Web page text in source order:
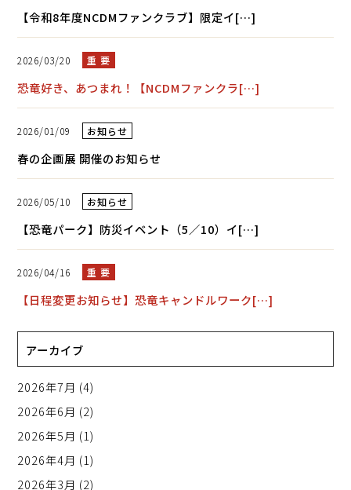
【令和8年度NCDMファンクラブ】限定イ[…]
2026/03/20 重 要
恐竜好き、あつまれ！【NCDMファンクラ[…]
2026/01/09 お知らせ
春の企画展 開催のお知らせ
2026/05/10 お知らせ
【恐竜パーク】防災イベント（5／10）イ[…]
2026/04/16 重 要
【日程変更お知らせ】恐竜キャンドルワーク[…]
アーカイブ
2026年7月 (4)
2026年6月 (2)
2026年5月 (1)
2026年4月 (1)
2026年3月 (2)